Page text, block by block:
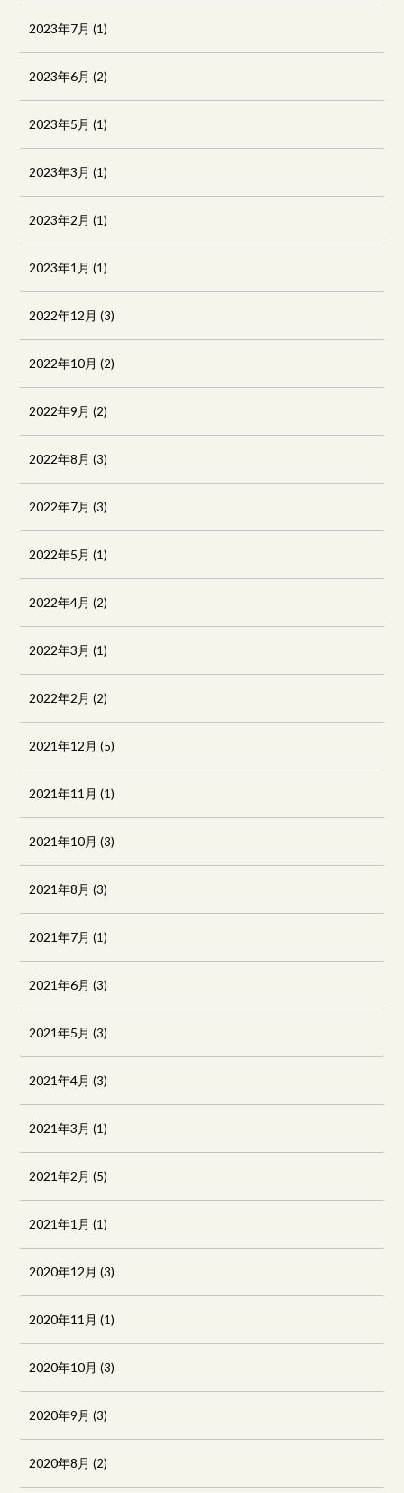
2023年7月 (1)
2023年6月 (2)
2023年5月 (1)
2023年3月 (1)
2023年2月 (1)
2023年1月 (1)
2022年12月 (3)
2022年10月 (2)
2022年9月 (2)
2022年8月 (3)
2022年7月 (3)
2022年5月 (1)
2022年4月 (2)
2022年3月 (1)
2022年2月 (2)
2021年12月 (5)
2021年11月 (1)
2021年10月 (3)
2021年8月 (3)
2021年7月 (1)
2021年6月 (3)
2021年5月 (3)
2021年4月 (3)
2021年3月 (1)
2021年2月 (5)
2021年1月 (1)
2020年12月 (3)
2020年11月 (1)
2020年10月 (3)
2020年9月 (3)
2020年8月 (2)